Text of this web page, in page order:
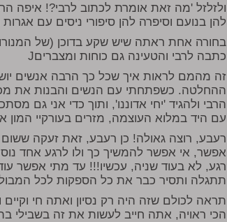
ולזלזל 'מה זאת אומרת לכתוב לרבי?! איפה
להן בנועם וסיפרה להן סיפורי ניסים עם
בחורה אחת ראתה שיש שקע בדוכן (של
כתבה לרבי והטעינה גם כוחות ומצבריםJ
זה מהמם לראות איך שכל כך הרבה אנשים
ההחלטה. כשפתחתי עם הנשים והבנות את
הרבי ולהגיד 'יחי אדוננו', ותוך כדי אני גם
עם היד במלוא העוצמה, מזרים בעורקיי המון
רעבע, רוצה גאולה! כן רעבע, זאת זעקה ששום
אפשר, אי אפשר להמשיך כך ולו לרגע אחד
רגע, לא בעוד שניה, עכשיו!!! עד מתי אפשר
תתגלה ותסיר כבר את כל הספקות לכל
תראה לכולם שזה היה רק נסיון ואתה חי
הכי ראויה, אתה חייב לעשות את זה בשבילי